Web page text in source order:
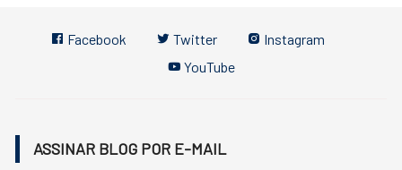
Facebook Twitter
Instagram
YouTube
ASSINAR BLOG POR E-MAIL